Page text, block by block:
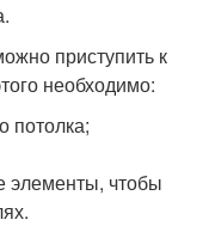
приступить к
необходимо:
потолка;
элементы, чтобы